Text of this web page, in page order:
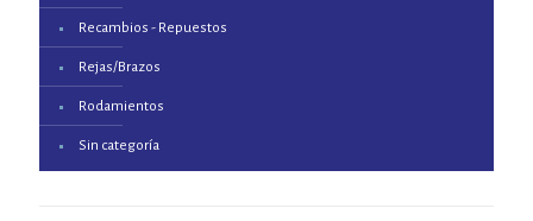
Recambios - Repuestos
Rejas/Brazos
Rodamientos
Sin categoría